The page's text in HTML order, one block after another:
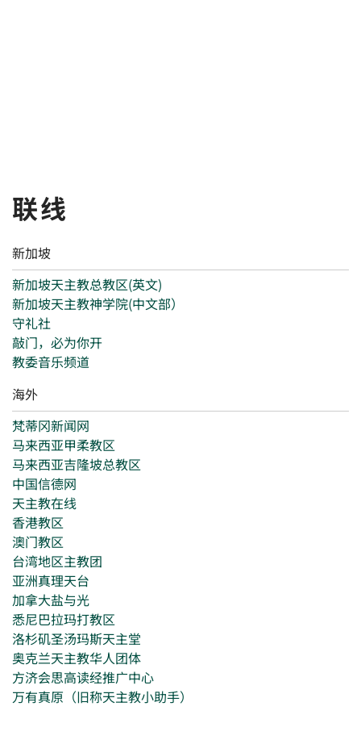
联线
新加坡
新加坡天主教总教区(英文)
新加坡天主教神学院(中文部）
守礼社
敲门，必为你开
教委音乐频道
海外
梵蒂冈新闻网
马来西亚甲柔教区
马来西亚吉隆坡总教区
中国信德网
天主教在线
香港教区
澳门教区
台湾地区主教团
亚洲真理天台
加拿大盐与光
悉尼巴拉玛打教区
洛杉矶圣汤玛斯天主堂
奥克兰天主教华人团体
方济会思高读经推广中心
万有真原（旧称天主教小助手）